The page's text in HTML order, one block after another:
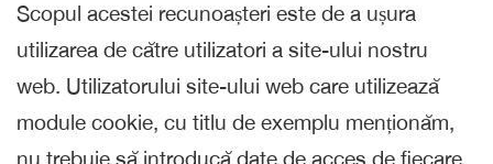
Scopul acestei recunoașteri este de a ușura
utilizarea de către utilizatori a site-ului nostru
web. Utilizatorului site-ului web care utilizează
module cookie, cu titlu de exemplu menționăm,
nu trebuie să introducă date de acces de fiecare